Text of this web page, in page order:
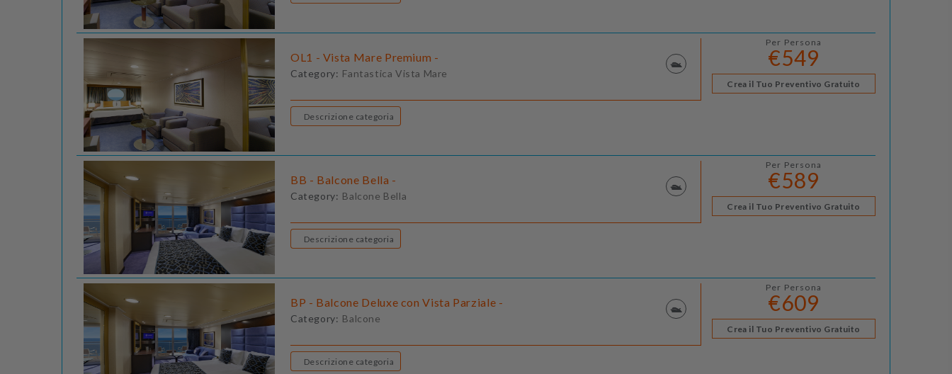
OL1 - Vista Mare Premium -
Category: Fantastica Vista Mare
Per Persona
€549
Crea il Tuo Preventivo Gratuito
Descrizione categoria
BB - Balcone Bella -
Category: Balcone Bella
Per Persona
€589
Crea il Tuo Preventivo Gratuito
Descrizione categoria
BP - Balcone Deluxe con Vista Parziale -
Category: Balcone
Per Persona
€609
Crea il Tuo Preventivo Gratuito
Descrizione categoria